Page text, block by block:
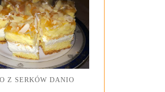
Z SERKÓW DANIO